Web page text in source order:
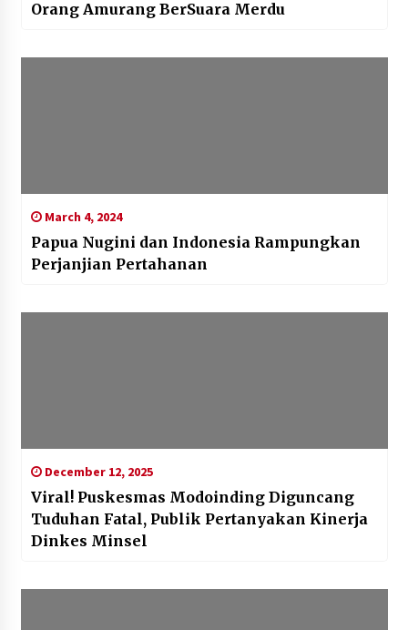
Orang Amurang BerSuara Merdu
March 4, 2024
Papua Nugini dan Indonesia Rampungkan
Perjanjian Pertahanan
December 12, 2025
Viral! Puskesmas Modoinding Diguncang
Tuduhan Fatal, Publik Pertanyakan Kinerja
Dinkes Minsel